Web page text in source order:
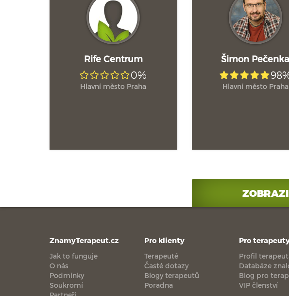
Rife Centrum
0%
Hlavní město Praha
Šimon Pečenka
Hlavní město Praha
ZnamyTerapeut.cz
Jak to funguje
O nás
Podmínky
Soukromí
Pro klienty
Terapeuté
Časté dotazy
Blogy terapeutů
Poradna
Pro
Profil
Databáze
Blog pro
VIP členství